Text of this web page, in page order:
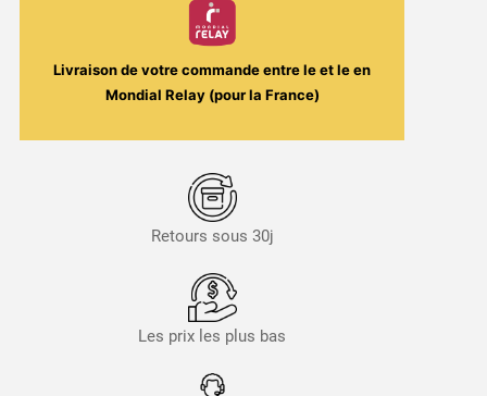
Livraison de votre commande entre leet leen
Mondial Relay (pour la France)
Retours sous 30j
Les prix les plus bas